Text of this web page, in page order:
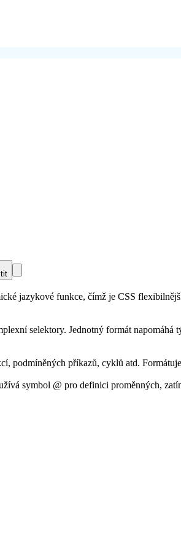
jazykové funkce, čímž je CSS
selektory. Jednotný formát
podmíněných příkazů, cyklů atd.
symbol @ pro definici proměnných,